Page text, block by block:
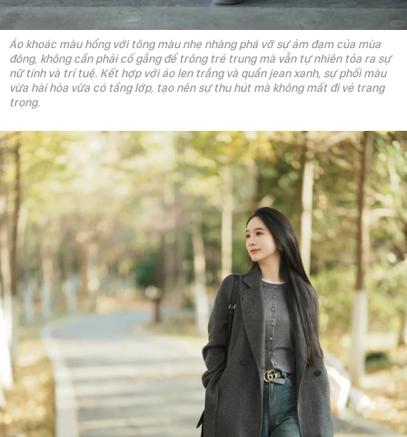
Áo khoác màu hồng với tông màu nhẹ nhàng phá vỡ sự ảm đạm của mùa
đông, không cần phải cố gắng để trông trẻ trung mà vẫn tự nhiên tỏa ra sự
nữ tính và trí tuệ. Kết hợp với áo len trắng và quần jean xanh, sự phối màu
vừa hài hòa vừa có tầng lớp, tạo nên sự thu hút mà không mất đi vẻ trang
trọng.